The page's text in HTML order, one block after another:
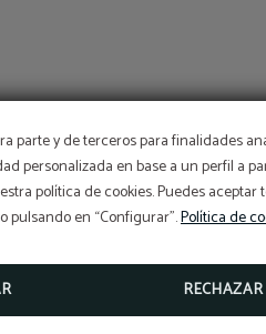
parte y de terceros para finalidades
personalizada en base a un perfil a
política de cookies. Puedes
en “Configurar”.Política de